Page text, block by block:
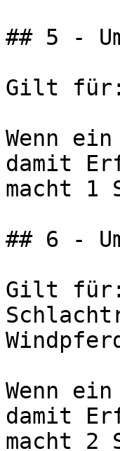
## 5 -
Gilt für:
Wenn
damit
macht 1
## 6 -
Gilt für:
Wenn
damit
macht 2